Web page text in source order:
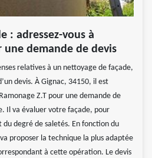
: adressez-vous à
une demande de devis
relatives à un nettoyage de façade,
devis. À Gignac, 34150, il est
Z.T pour une demande de
Il va évaluer votre façade, pour
du degré de saletés. En fonction du
proposer la technique la plus adaptée
à cette opération. Le devis